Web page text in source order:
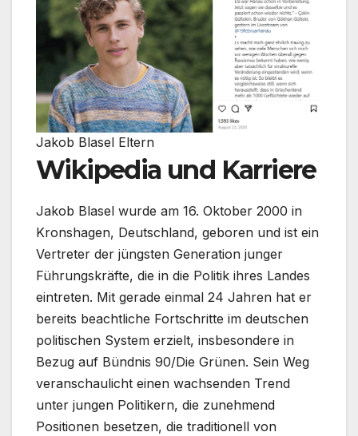
Jakob Blasel Eltern
Wikipedia und Karriere
Jakob Blasel wurde am 16. Oktober 2000 in
Kronshagen, Deutschland, geboren und ist ein
Vertreter der jüngsten Generation junger
Führungskräfte, die in die Politik ihres Landes
eintreten. Mit gerade einmal 24 Jahren hat er
bereits beachtliche Fortschritte im deutschen
politischen System erzielt, insbesondere in
Bezug auf Bündnis 90/Die Grünen. Sein Weg
veranschaulicht einen wachsenden Trend
unter jungen Politikern, die zunehmend
Positionen besetzen, die traditionell von